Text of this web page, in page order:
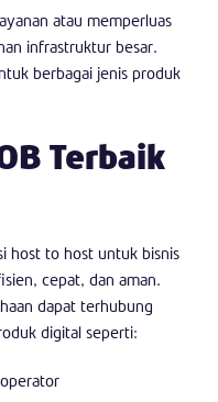
atau memperluas
infrastruktur besar.
berbagai jenis produk
Terbaik
host to host untuk bisnis
cepat, dan aman.
dapat terhubung
digital seperti: